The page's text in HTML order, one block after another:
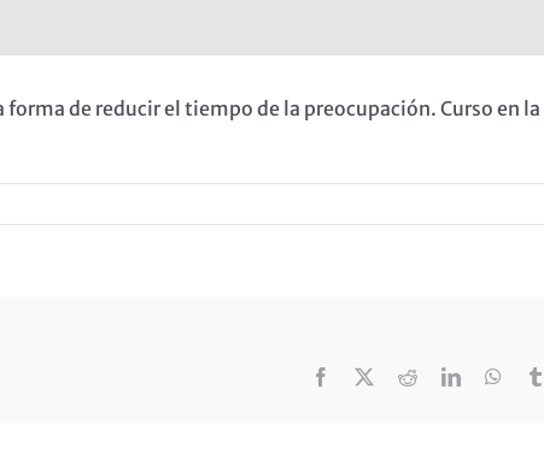
de reducir el tiempo de la preocupación. Curso en
Facebook RedditLinkedIn